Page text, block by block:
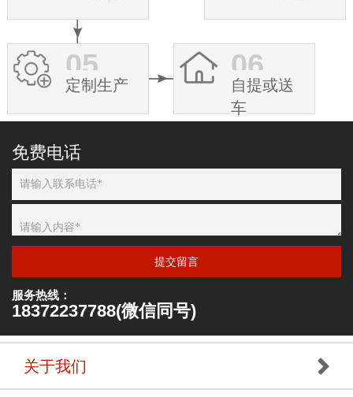
05
定制生产
06
自提或送
车
免费电话
提交留言
服务热线：
18372237788(微信同号)
关于我们